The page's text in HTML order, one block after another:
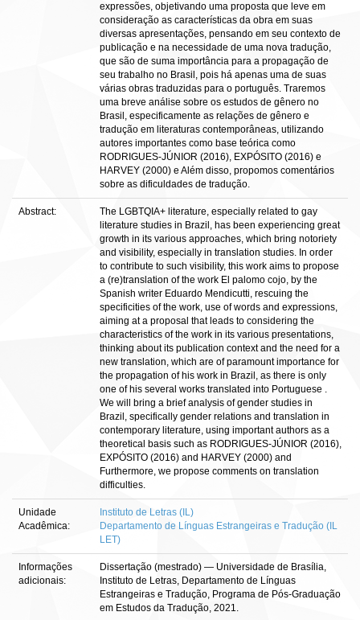
expressões, objetivando uma proposta que leve em
consideração as características da obra em suas
diversas apresentações, pensando em seu contexto de
publicação e na necessidade de uma nova tradução,
que são de suma importância para a propagação de
seu trabalho no Brasil, pois há apenas uma de suas
várias obras traduzidas para o português. Traremos
uma breve análise sobre os estudos de gênero no
Brasil, especificamente as relações de gênero e
tradução em literaturas contemporâneas, utilizando
autores importantes como base teórica como
RODRIGUES-JÚNIOR (2016), EXPÓSITO (2016) e
HARVEY (2000) e Além disso, propomos comentários
sobre as dificuldades de tradução.
Abstract:
The LGBTQIA+ literature, especially related to gay
literature studies in Brazil, has been experiencing great
growth in its various approaches, which bring notoriety
and visibility, especially in translation studies. In order
to contribute to such visibility, this work aims to propose
a (re)translation of the work El palomo cojo, by the
Spanish writer Eduardo Mendicutti, rescuing the
specificities of the work, use of words and expressions,
aiming at a proposal that leads to considering the
characteristics of the work in its various presentations,
thinking about its publication context and the need for a
new translation, which are of paramount importance for
the propagation of his work in Brazil, as there is only
one of his several works translated into Portuguese .
We will bring a brief analysis of gender studies in
Brazil, specifically gender relations and translation in
contemporary literature, using important authors as a
theoretical basis such as RODRIGUES-JÚNIOR (2016),
EXPÓSITO (2016) and HARVEY (2000) and
Furthermore, we propose comments on translation
difficulties.
Unidade
Acadêmica:
Instituto de Letras (IL)
Departamento de Línguas Estrangeiras e Tradução (IL
LET)
Informações
adicionais:
Dissertação (mestrado) — Universidade de Brasília,
Instituto de Letras, Departamento de Línguas
Estrangeiras e Tradução, Programa de Pós-Graduação
em Estudos da Tradução, 2021.